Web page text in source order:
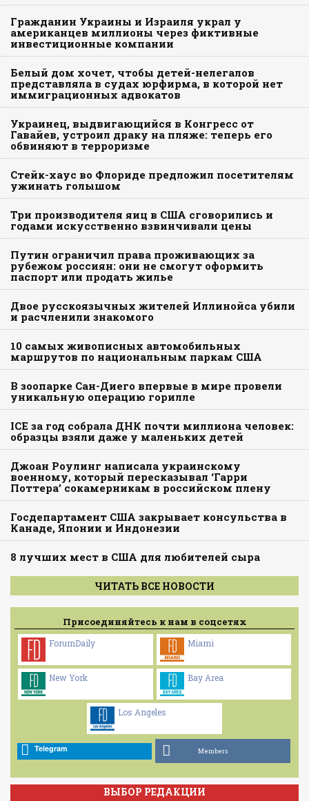
Гражданин Украины и Израиля украл у
американцев миллионы через фиктивные
инвестиционные компании
Белый дом хочет, чтобы детей-нелегалов
представляла в судах юрфирма, в которой нет
иммиграционных адвокатов
Украинец, выдвигающийся в Конгресс от
Гавайев, устроил драку на пляже: теперь его
обвиняют в терроризме
Стейк-хаус во Флориде предложил посетителям
ужинать голышом
Три производителя яиц в США сговорились и
годами искусственно взвинчивали цены
Путин ограничил права проживающих за
рубежом россиян: они не смогут оформить
паспорт или продать жилье
Двое русскоязычных жителей Иллинойса убили
и расчленили знакомого
10 самых живописных автомобильных
маршрутов по национальным паркам США
В зоопарке Сан-Диего впервые в мире провели
уникальную операцию горилле
ICE за год собрала ДНК почти миллиона человек:
образцы взяли даже у маленьких детей
Джоан Роулинг написала украинскому
военному, который пересказывал ‘Гарри
Поттера’ сокамерникам в российском плену
Госдепартамент США закрывает консульства в
Канаде, Японии и Индонезии
8 лучших мест в США для любителей сыра
ЧИТАТЬ ВСЕ НОВОСТИ
Присоединяйтесь к нам в соцсетях
ForumDaily Miami
New York Bay Area
Los Angeles
Telegram Members
ВЫБОР РЕДАКЦИИ